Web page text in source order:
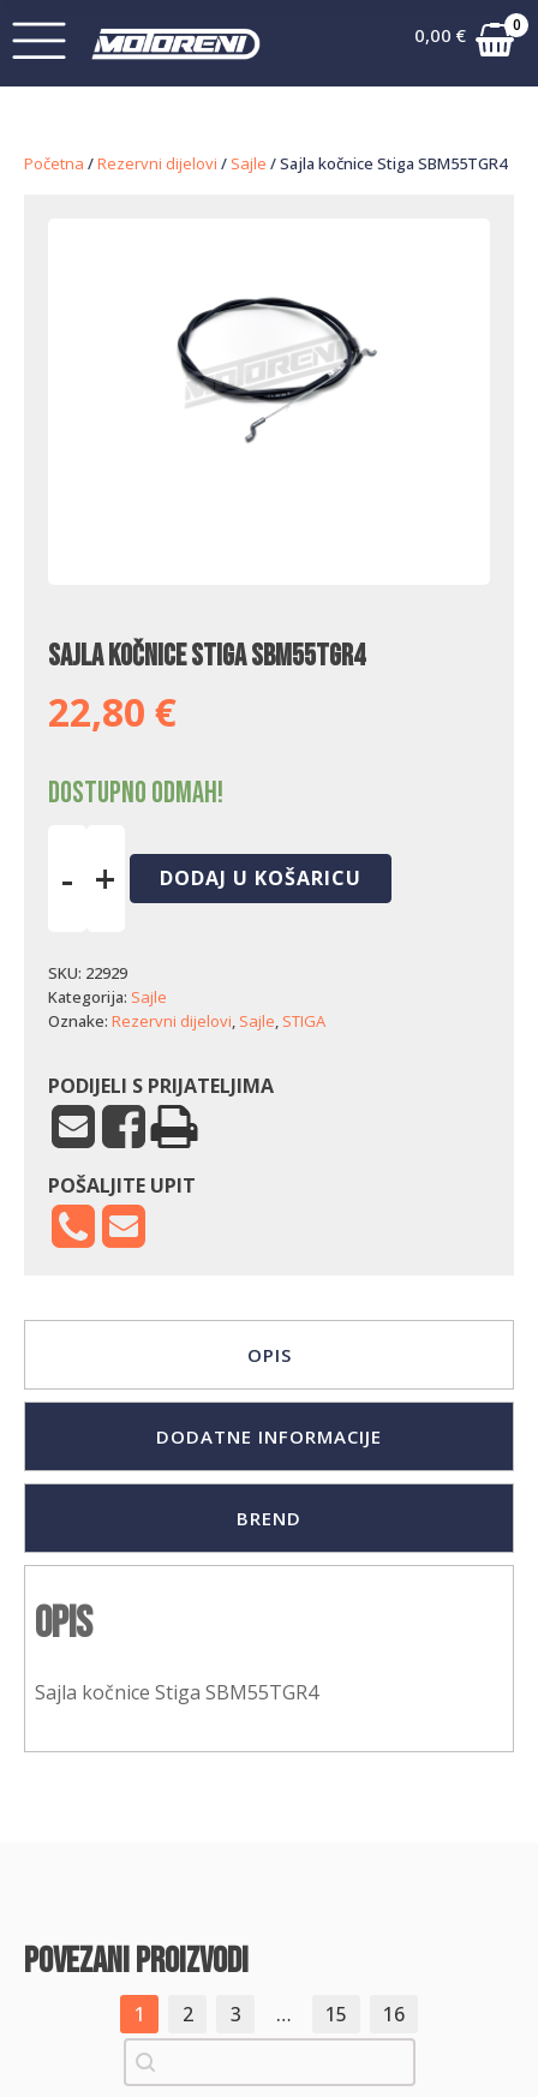
0,00 € 0
Početna /Rezervni dijelovi / Sajle / Sajla kočnice Stiga SBM55TGR4
Sajla kočnice Stiga SBM55TGR4
22,80 €
Dostupno odmah!
-
SBM55TGR4
količina
+ DODAJ U KOŠARICU
SKU: 22929
Kategorija: Sajle
Oznake: Rezervni dijelovi, Sajle, STIGA
PODIJELI S PRIJATELJIMA
POŠALJITE UPIT
OPIS
DODATNE INFORMACIJE
BREND
Opis
Sajla kočnice Stiga SBM55TGR4
povezani proizvodi
1 2 3 … 15
16
Pretraži